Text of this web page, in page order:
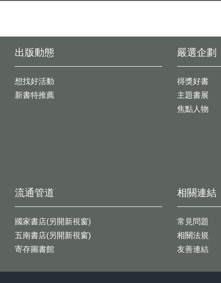
出版動態
想找好活動
新書特推薦
嚴選企劃
得獎好書
主題書展
焦點人物
流通管道
國家書店(另開新視窗)
五南書店(另開新視窗)
寄存圖書館
相關連結
常見問題
相關法規
友善連結